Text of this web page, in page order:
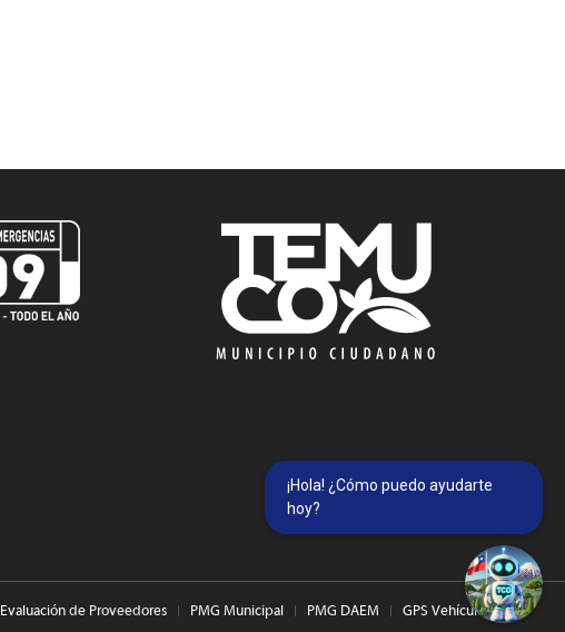
Evaluación de Proveedores PMG Municipal PMG DAEM GPS Vehículos
¡Hola! ¿Cómo puedo ayudarte
hoy?